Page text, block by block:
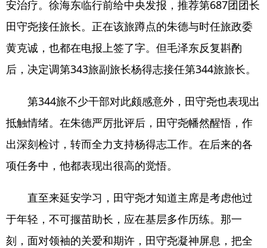
安治疗。徐海东临行前给中央发报，推荐第687团团长
田守尧接任旅长。正在该旅蹲点的朱德与时任旅政委
黄克诚，也都在电报上签了字。但毛泽东反复斟酌
后，决定调第343旅副旅长杨得志接任第344旅旅长。
第344旅不少干部对此颇感意外，田守尧也表现出
抵触情绪。在朱德严厉批评后，田守尧幡然醒悟，作
出深刻检讨，转而全力支持杨得志工作。在后来的各
项任务中，他都表现出很高的觉悟。
直至来延安学习，田守尧才知道主席是考虑他过
于年轻，不可揠苗助长，应在基层多作历练。那一
刻，面对领袖的关爱和期许，田守尧凝神屏息，把全